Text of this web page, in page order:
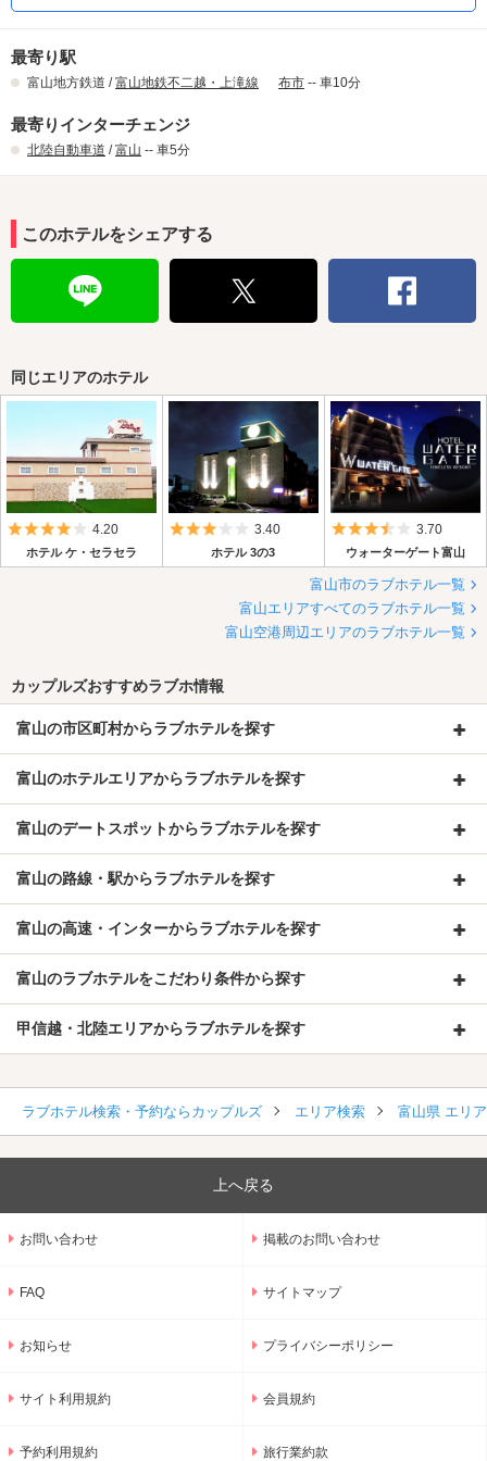
最寄り駅
富山地方鉄道 /富山地鉄不二越・上滝線 布市 -- 車10分
最寄りインターチェンジ
北陸自動車道 /富山 -- 車5分
このホテルをシェアする
同じエリアのホテル
5つ星のうち4
4.20
ホテル ケ・セラセラ
5つ星のうち3
3.40
ホテル 3の3
5つ星のうち
3.70
ウォーターゲート富山
富山市のラブホテル一覧
富山エリアすべてのラブホテル一覧
富山空港周辺エリアのラブホテル一覧
カップルズおすすめラブホ情報
富山の市区町村からラブホテルを探す
富山のホテルエリアからラブホテルを探す
富山のデートスポットからラブホテルを探す
富山の路線・駅からラブホテルを探す
富山の高速・インターからラブホテルを探す
富山のラブホテルをこだわり条件から探す
甲信越・北陸エリアからラブホテルを探す
ラブホテル検索・予約ならカップルズ エリア検索 富山県 エリ
上へ戻る
お問い合わせ 掲載のお問い合わせ
FAQ サイトマップ
お知らせ プライバシーポリシー
サイト利用規約 会員規約
予約利用規約 旅行業約款